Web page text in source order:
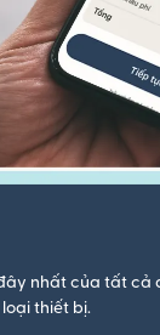
nhất của tất cả
thiết bị.